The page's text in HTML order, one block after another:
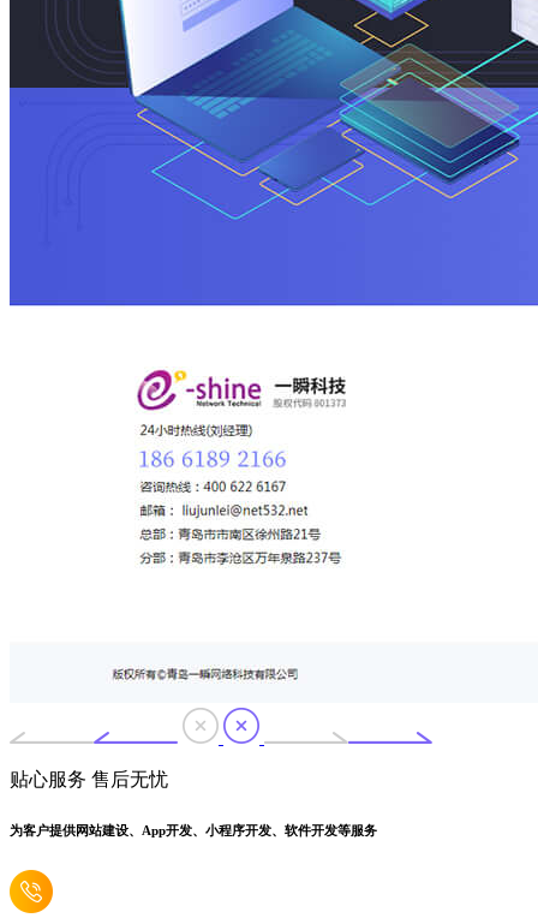
贴心服务 售后无忧
为客户提供网站建设、App开发、小程序开发、软件开发等服务